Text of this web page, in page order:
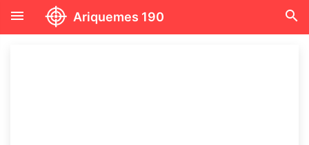
menu Ariquemes 190 search